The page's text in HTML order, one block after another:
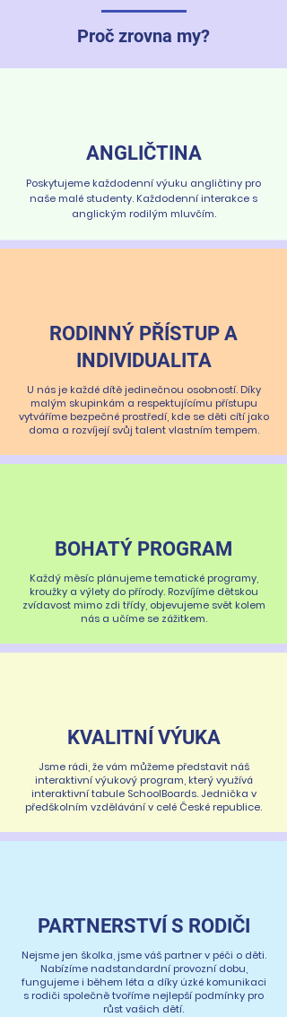
Proč zrovna my?
ANGLIČTINA
Poskytujeme každodenní výuku angličtiny pro
naše malé studenty. Každodenní interakce s
anglickým rodilým mluvčím.
RODINNÝ PŘÍSTUP A
INDIVIDUALITA
U nás je každé dítě jedinečnou osobností. Díky
malým skupinkám a respektujícímu přístupu
vytváříme bezpečné prostředí, kde se děti cítí jako
doma a rozvíjejí svůj talent vlastním tempem.
BOHATÝ PROGRAM
Každý měsíc plánujeme tematické programy,
kroužky a výlety do přírody. Rozvíjíme dětskou
zvídavost mimo zdi třídy, objevujeme svět kolem
nás a učíme se zážitkem.
KVALITNÍ VÝUKA
Jsme rádi, že vám můžeme představit náš
interaktivní výukový program, který využívá
interaktivní tabule SchoolBoards. Jednička v
předškolním vzdělávání v celé České republice.
PARTNERSTVÍ S RODIČI
Nejsme jen školka, jsme váš partner v péči o děti.
Nabízíme nadstandardní provozní dobu,
fungujeme i během léta a díky úzké komunikaci
s rodiči společně tvoříme nejlepší podmínky pro
růst vašich dětí.